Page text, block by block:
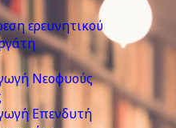
ερευνητικού
Νεοφυούς
Επενδυτή